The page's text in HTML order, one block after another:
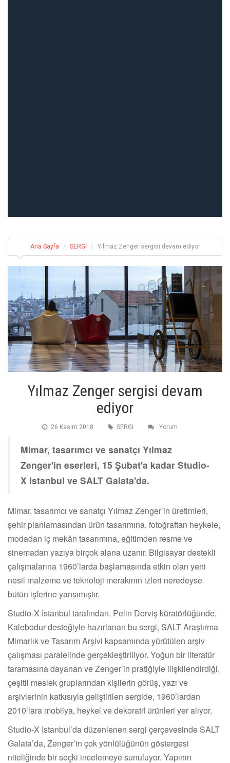
Ana Sayfa SERGİ Yılmaz Zenger sergisi devam ediyor
Yılmaz Zenger sergisi devam
ediyor
26 Kasim 2018 SERGİ Yorum
Mimar, tasarımcı ve sanatçı Yılmaz
Zenger'in eserleri, 15 Şubat'a kadar Studio-
X Istanbul ve SALT Galata'da.
Mimar, tasarımcı ve sanatçı Yılmaz Zenger’in üretimleri,
şehir planlamasından ürün tasarımına, fotoğraftan heykele,
modadan iç mekân tasarımına, eğitimden resme ve
sinemadan yazıya birçok alana uzanır. Bilgisayar destekli
çalışmalarına 1960’larda başlamasında etkin olan yeni
nesil malzeme ve teknoloji merakının izleri neredeyse
bütün işlerine yansımıştır.
Studio-X Istanbul tarafından, Pelin Derviş küratörlüğünde,
Kalebodur desteğiyle hazırlanan bu sergi, SALT Araştırma
Mimarlık ve Tasarım Arşivi kapsamında yürütülen arşiv
çalışması paralelinde gerçekleştiriliyor. Yoğun bir literatür
taramasına dayanan ve Zenger’in pratiğiyle ilişkilendirdiği,
çeşitli meslek gruplarından kişilerin görüş, yazı ve
arşivlerinin katkısıyla geliştirilen sergide, 1960’lardan
2010’lara mobilya, heykel ve dekoratif ürünleri yer alıyor.
Studio-X Istanbul’da düzenlenen sergi çerçevesinde SALT
Galata’da, Zenger’in çok yönlülüğünün göstergesi
niteliğinde bir seçki incelemeye sunuluyor. Yapının